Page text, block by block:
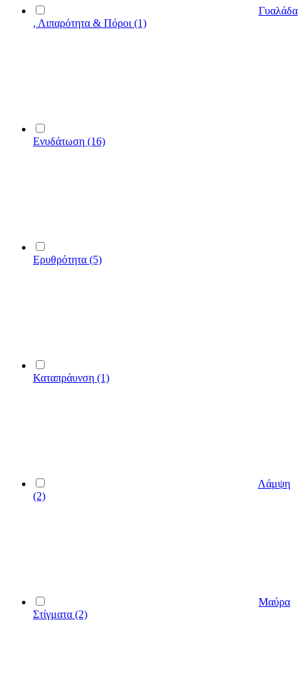
Γυαλάδα
, Λιπαρότητα & Πόροι (1)
Ενυδάτωση (16)
Ερυθρότητα (5)
Καταπράυνση (1)
Λάμψη
(2)
Μαύρα
Στίγματα (2)